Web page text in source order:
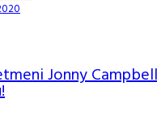
Jonny